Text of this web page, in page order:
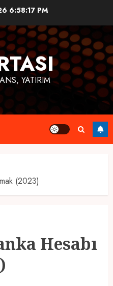
6:58:17 PM
YATIRIM
(2023)
Hesabı